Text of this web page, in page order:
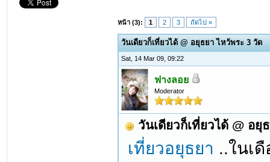
หน้า (3): 1 2 3 ถัดไป »
วันเดียวก็เที่ยวได้ @ อยุธยา ไหว้พระ 3 วัด
Sat, 14 Mar 09, 09:22
ฟางลอย
Moderator
วันเดียวก็เที่ยวได้ @ อยุ
เที่ยวอยุธยา ..ในเ